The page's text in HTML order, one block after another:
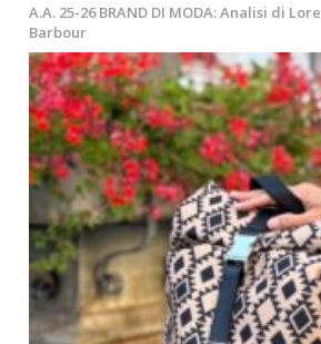
A.A. 25-26 BRAND DI MODA: Analisi di
Barbour